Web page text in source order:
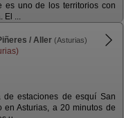
es uno de los territorios con
El ...
/ Aller (Asturias)
de estaciones de esquí San
en Asturias, a 20 minutos de